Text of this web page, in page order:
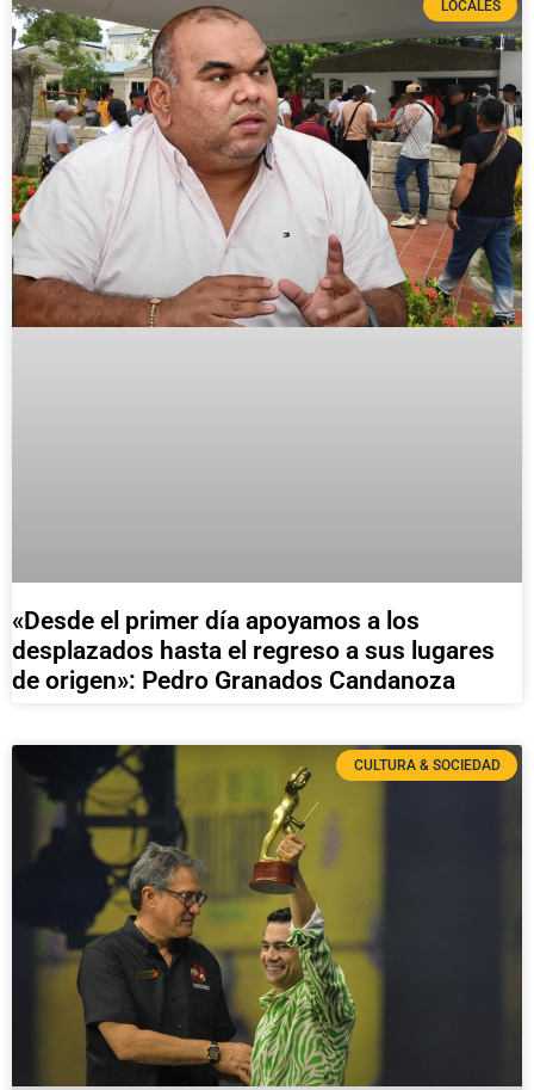
LOCALES
«Desde el primer día apoyamos a los
desplazados hasta el regreso a sus lugares
de origen»: Pedro Granados Candanoza
CULTURA & SOCIEDAD